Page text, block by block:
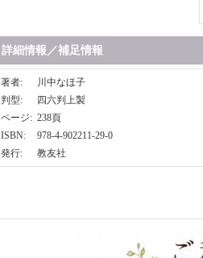
詳細情報／補足情報
著者:
川中なほ子
判型:
四六判上製
ページ: 238頁
ISBN:
978-4-902211-29-0
発行: 教友社